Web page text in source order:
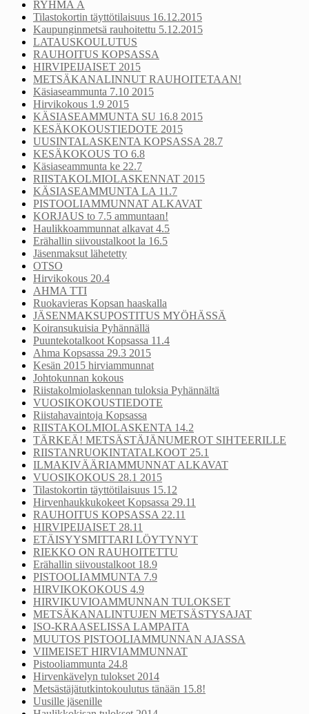
RYHMÄ A
Tilastokortin täyttötilaisuus 16.12.2015
Kaupunginmetsä rauhoitettu 5.12.2015
LATAUSKOULUTUS
RAUHOITUS KOPSASSA
HIRVIPEIJAISET 2015
METSÄKANALINNUT RAUHOITETAAN!
Käsiaseammunta 7.10 2015
Hirvikokous 1.9 2015
KÄSIASEAMMUNTA SU 16.8 2015
KESÄKOKOUSTIEDOTE 2015
UUSINTALASKENTA KOPSASSA 28.7
KESÄKOKOUS TO 6.8
Käsiaseammunta ke 22.7
RIISTAKOLMIOLASKENNAT 2015
KÄSIASEAMMUNTA LA 11.7
PISTOOLIAMMUNNAT ALKAVAT
KORJAUS to 7.5 ammuntaan!
Haulikkoammunnat alkavat 4.5
Erähallin siivoustalkoot la 16.5
Jäsenmaksut lähetetty
OTSO
Hirvikokous 20.4
AHMA TTI
Ruokavieras Kopsan haaskalla
JÄSENMAKSUPOSTITUS MYÖHÄSSÄ
Koiransukuisia Pyhännällä
Puuntekotalkoot Kopsassa 11.4
Ahma Kopsassa 29.3 2015
Kesän 2015 hirviammunnat
Johtokunnan kokous
Riistakolmiolaskennan tuloksia Pyhännältä
VUOSIKOKOUSTIEDOTE
Riistahavaintoja Kopsassa
RIISTAKOLMIOLASKENTA 14.2
TÄRKEÄ! METSÄSTÄJÄNUMEROT SIHTEERILLE
RIISTANRUOKINTATALKOOT 25.1
ILMAKIVÄÄRIAMMUNNAT ALKAVAT
VUOSIKOKOUS 28.1 2015
Tilastokortin täyttötilaisuus 15.12
Hirvenhaukkukokeet Kopsassa 29.11
RAUHOITUS KOPSASSA 22.11
HIRVIPEIJAISET 28.11
ETÄISYYSMITTARI LÖYTYNYT
RIEKKO ON RAUHOITETTU
Erähallin siivoustalkoot 18.9
PISTOOLIAMMUNTA 7.9
HIRVIKOKOKOUS 4.9
HIRVIKUVIOAMMUNNAN TULOKSET
METSÄKANALINTUJEN METSÄSTYSAJAT
ISO-KRAASELISSA LAMPAITA
MUUTOS PISTOOLIAMMUNNAN AJASSA
VIIMEISET HIRVIAMMUNNAT
Pistooliammunta 24.8
Hirvenkävelyn tulokset 2014
Metsästäjätutkintokoulutus tänään 15.8!
Uusille jäsenille